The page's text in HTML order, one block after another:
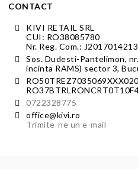
CONTACT
KIVI RETAIL SRL
CUI: RO38085780
Nr. Reg. Com.:
Sos. Dudesti-Pantelimon,
incinta RAMS) sector 3,
0722328775
office@kivi.ro
Trimite-ne un e-mail